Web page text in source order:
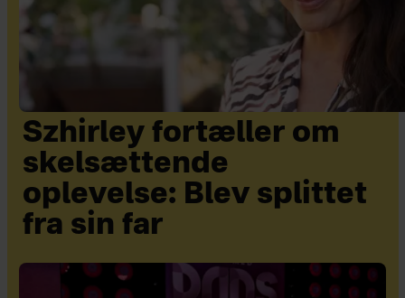
Szhirley fortæller om
skelsættende
oplevelse: Blev splittet
fra sin far